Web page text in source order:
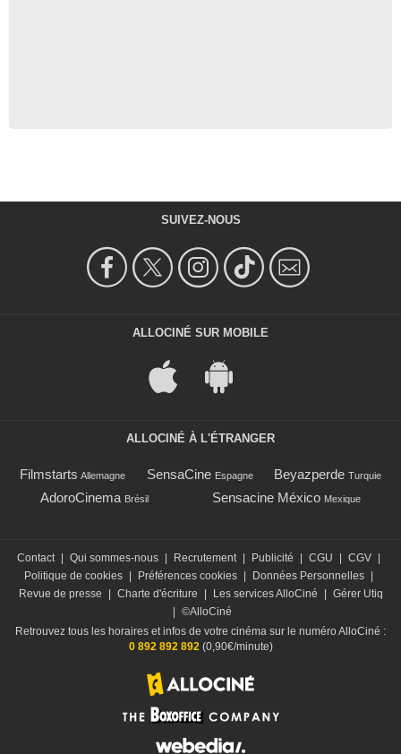
SUIVEZ-NOUS
ALLOCINÉ SUR MOBILE
ALLOCINÉ À L'ÉTRANGER
Filmstarts Allemagne SensaCine Espagne Beyazperde Turquie
AdoroCinema Brésil Sensacine México Mexique
Contact Qui sommes-nous Recrutement Publicité CGU CGV
Politique de cookies
Préférences cookies Données Personnelles
Revue de presse
Charte d'écriture Les services AlloCiné
Gérer Utiq
©AlloCiné
Retrouvez tous les horaires et infos de votre cinéma sur le numéro AlloCiné :
0 892 892 892(0,90€/minute)